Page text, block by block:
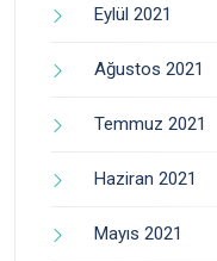
Eylül 2021
Ağustos 2021
Temmuz 2021
Haziran 2021
Mayıs 2021